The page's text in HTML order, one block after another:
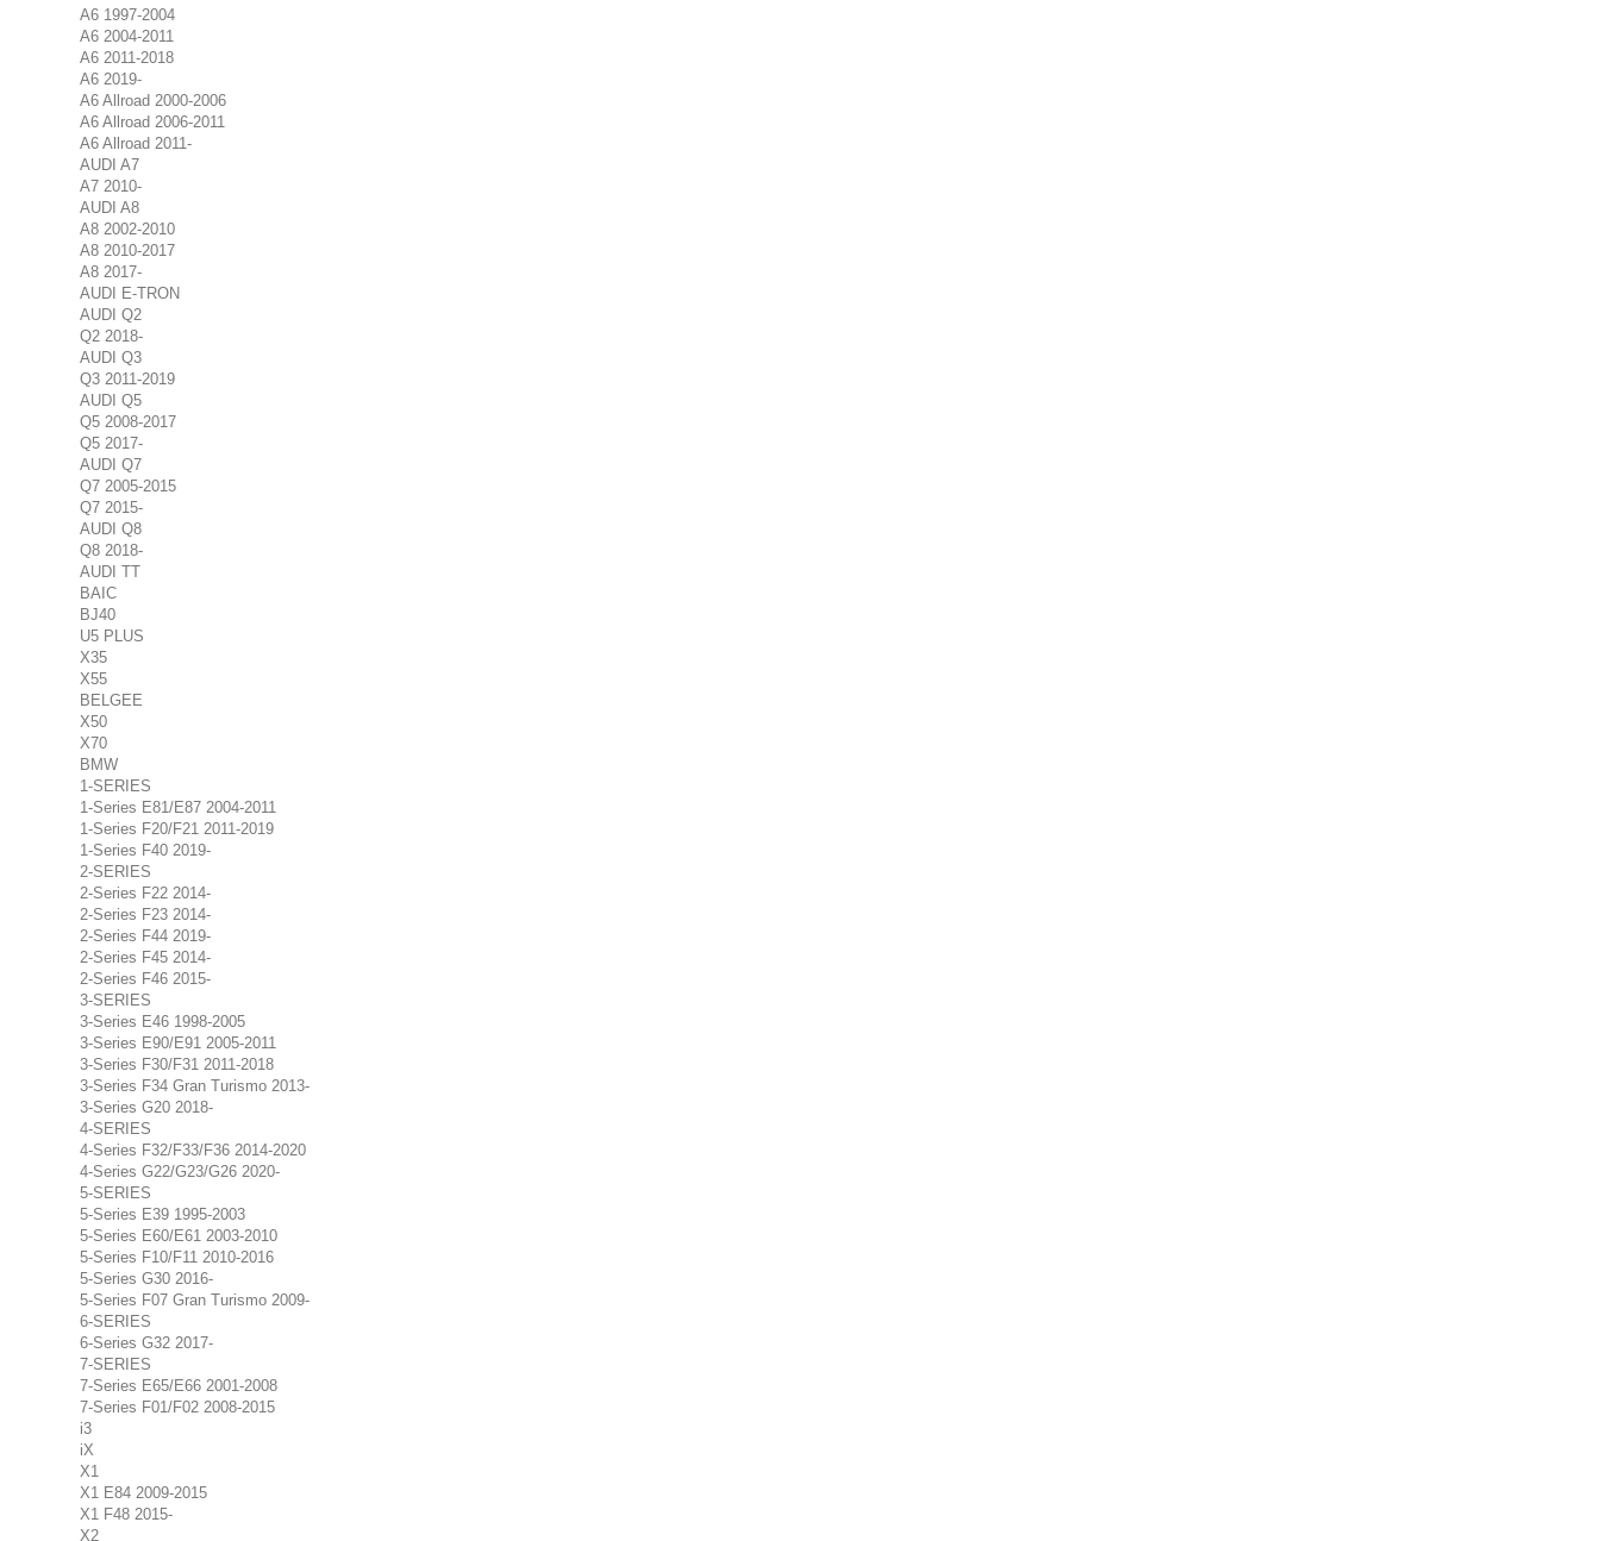
A6 1997-2004
A6 2004-2011
A6 2011-2018
A6 2019-
A6 Allroad 2000-2006
A6 Allroad 2006-2011
A6 Allroad 2011-
AUDI A7
A7 2010-
AUDI A8
A8 2002-2010
A8 2010-2017
A8 2017-
AUDI E-TRON
AUDI Q2
Q2 2018-
AUDI Q3
Q3 2011-2019
AUDI Q5
Q5 2008-2017
Q5 2017-
AUDI Q7
Q7 2005-2015
Q7 2015-
AUDI Q8
Q8 2018-
AUDI TT
BAIC
BJ40
U5 PLUS
X35
X55
BELGEE
X50
X70
BMW
1-SERIES
1-Series E81/E87 2004-2011
1-Series F20/F21 2011-2019
1-Series F40 2019-
2-SERIES
2-Series F22 2014-
2-Series F23 2014-
2-Series F44 2019-
2-Series F45 2014-
2-Series F46 2015-
3-SERIES
3-Series E46 1998-2005
3-Series E90/E91 2005-2011
3-Series F30/F31 2011-2018
3-Series F34 Gran Turismo 2013-
3-Series G20 2018-
4-SERIES
4-Series F32/F33/F36 2014-2020
4-Series G22/G23/G26 2020-
5-SERIES
5-Series E39 1995-2003
5-Series E60/E61 2003-2010
5-Series F10/F11 2010-2016
5-Series G30 2016-
5-Series F07 Gran Turismo 2009-
6-SERIES
6-Series G32 2017-
7-SERIES
7-Series E65/E66 2001-2008
7-Series F01/F02 2008-2015
i3
iX
X1
X1 E84 2009-2015
X1 F48 2015-
X2